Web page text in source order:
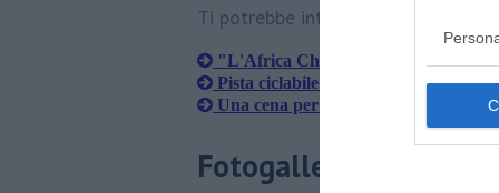
Ti potrebbe interessare anche:
"L'Africa Chiama" e la band
Pista ciclabile per l'ospedale, si parte
Una cena per aiutare i malati
Fotogallery